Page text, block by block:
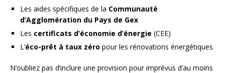
Les aides spécifiques de la Communauté
d’Agglomération du Pays de Gex
Les certificats d’économie d’énergie (CEE)
L’éco-prêt à taux zéro pour les rénovations énergétiques
N’oubliez pas d’inclure une provision pour imprévus d’au moins